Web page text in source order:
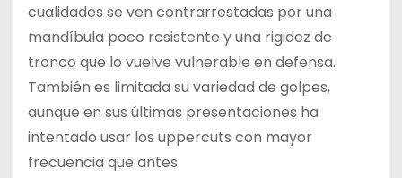
cualidades se ven contrarrestadas por una
mandíbula poco resistente y una rigidez de
tronco que lo vuelve vulnerable en defensa.
También es limitada su variedad de golpes,
aunque en sus últimas presentaciones ha
intentado usar los uppercuts con mayor
frecuencia que antes.